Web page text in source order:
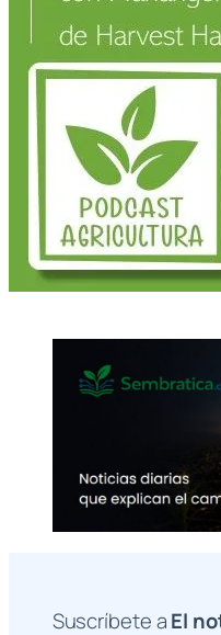
Suscríbete aEl